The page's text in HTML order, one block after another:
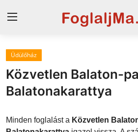
Magyarország
Horvát tengerpart
Szállások a Balatonon
Üdülőház
Közvetlen Balaton-
Balatonakarattya
Minden foglalást a Közvetlen